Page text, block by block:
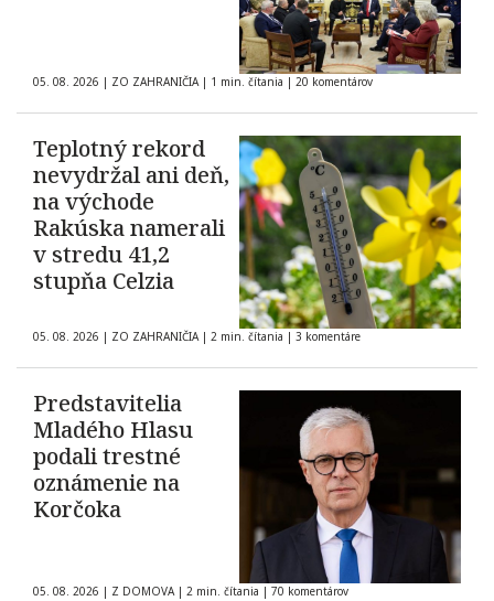
05. 08. 2026 | ZO ZAHRANIČIA | 1 min. čítania | 20 komentárov
Teplotný rekord
nevydržal ani deň,
na východe
Rakúska namerali
v stredu 41,2
stupňa Celzia
05. 08. 2026 | ZO ZAHRANIČIA | 2 min. čítania | 3 komentáre
Predstavitelia
Mladého Hlasu
podali trestné
oznámenie na
Korčoka
05. 08. 2026 | Z DOMOVA | 2 min. čítania | 70 komentárov